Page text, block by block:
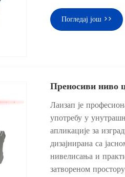
Погледај још >>
Преносиви ниво
Лаизап је
употребу у
апликације за
дизајнирана са
нивелисања и
затвореном